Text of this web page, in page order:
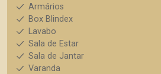
Armários
Box Blindex
Lavabo
Sala de Estar
Sala de Jantar
Varanda